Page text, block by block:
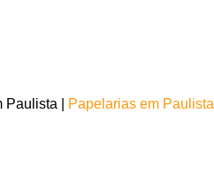
Paulista | Papelarias em Paulista